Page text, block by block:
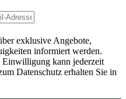
exklusive Angebote,
informiert werden.
Einwilligung kann jederzeit
Datenschutz erhalten Sie in